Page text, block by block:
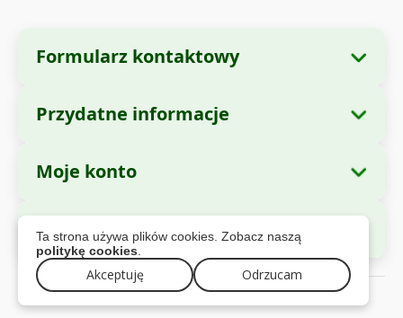
Ta strona używa plików cookies. Zobacz naszą
politykę cookies
Akceptuję Odrzucam
Formularz kontaktowy
Nazwa firmy:
SRL
Siedziba:Strada Cuza Voda nr. 97, Sector 4,
Bucuresti, 040283, Romania
CUI:44237077
Reg. Com.:J2021008211405
Przydatne informacje
Jak zamawiać?
Metody płatności
Informacje o wysyłce
Polityka zwrotów
Gwarancja
Moje konto
Moje zamówienia
Dane osobowe
Adresy
Bezpieczne płatności
© 2026 zella.pl – Wszelkie prawa zastrzezone